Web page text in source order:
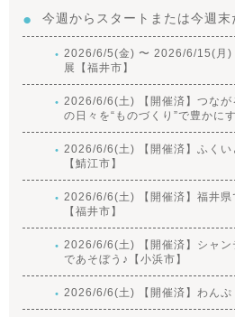
今週からスタートまたは今週末
2026/6/5(金) 〜 2026/6/15(月)
展【福井市】
2026/6/6(土) 【開催済】つなが
の日々を“ものづくり”で豊かに
2026/6/6(土) 【開催済】ふく
【鯖江市】
2026/6/6(土) 【開催済】福井県
【福井市】
2026/6/6(土) 【開催済】シャン
であそぼう♪【小浜市】
2026/6/6(土) 【開催済】わんぷ